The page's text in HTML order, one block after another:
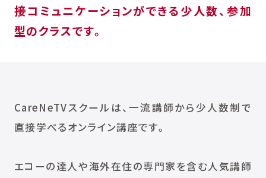
接コミュニケーションができる少人数、参加
型のクラスです。
CareNeTVスクールは、一流講師から少人数制で
直接学べるオンライン講座です。
エコーの達人や海外在住の専門家を含む人気講師